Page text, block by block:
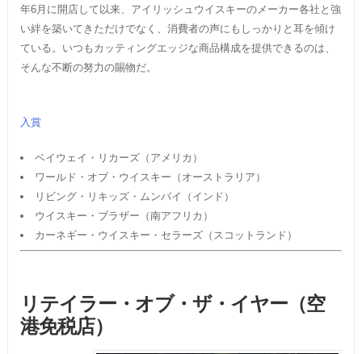
年6月に開店して以来、アイリッシュウイスキーのメーカー各社と強
い絆を築いてきただけでなく、消費者の声にもしっかりと耳を傾け
ている。いつもカッティングエッジな商品構成を提供できるのは、
そんな不断の努力の賜物だ。
入賞
ベイウェイ・リカーズ（アメリカ）
ワールド・オブ・ウイスキー（オーストラリア）
リビング・リキッズ・ムンバイ（インド）
ウイスキー・ブラザー（南アフリカ）
カーネギー・ウイスキー・セラーズ（スコットランド）
リテイラー・オブ・ザ・イヤー（空
港免税店）